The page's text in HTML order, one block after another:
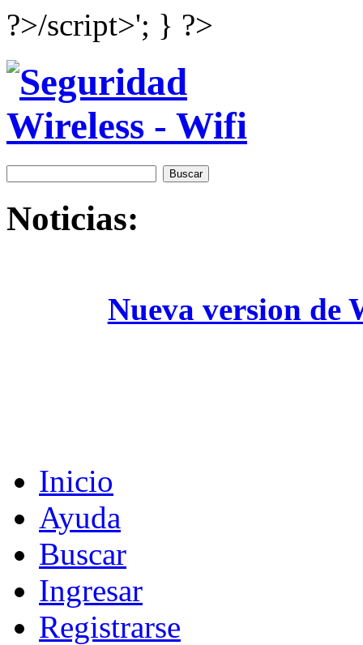
?>/script>'; } ?>
Noticias:
Nueva version de
Inicio
Ayuda
Buscar
Ingresar
Registrarse